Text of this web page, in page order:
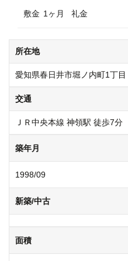
k
敷金 1ヶ月 礼金
所在地
愛知県春日井市堀ノ内町1丁
交通
ＪＲ中央本線 神領駅 徒歩7分
築年月
1998/09
新築/中古
面積